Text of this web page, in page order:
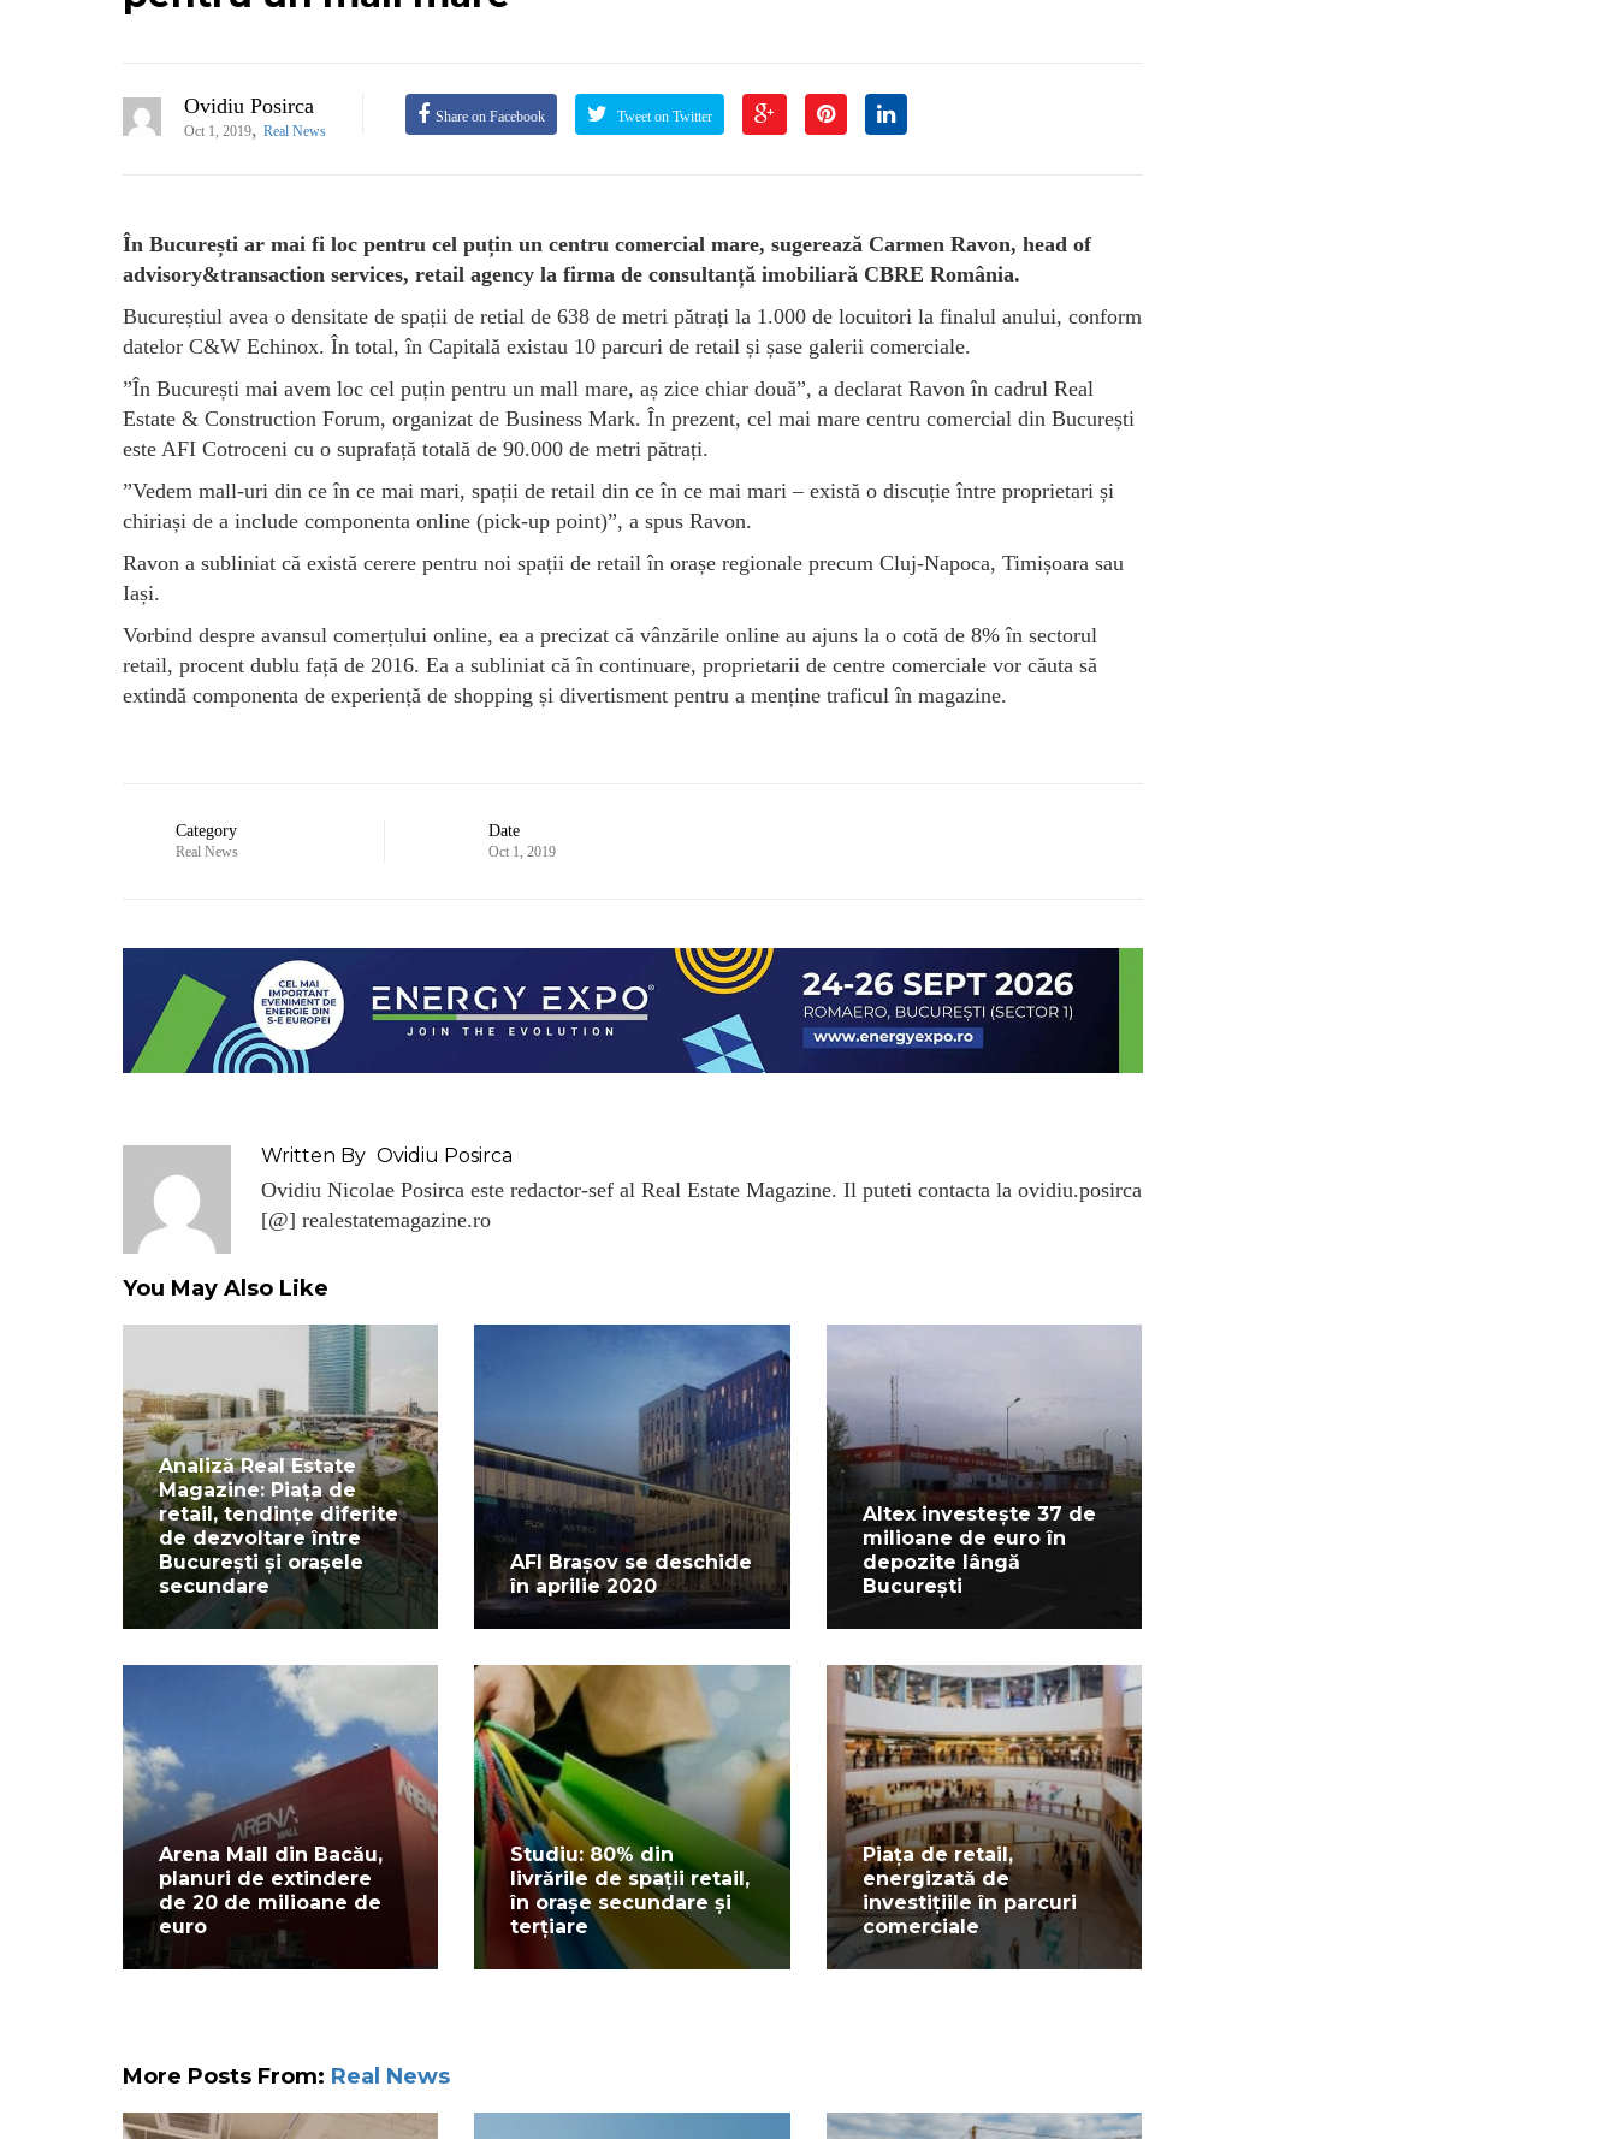
Ovidiu Posirca
Oct 1, 2019, Real News
Share on Facebook Tweet on Twitter
În București ar mai fi loc pentru cel puțin un centru comercial mare, sugerează Carmen Ravon, head of
advisory&transaction services, retail agency la firma de consultanță imobiliară CBRE România.
Bucureștiul avea o densitate de spații de retial de 638 de metri pătrați la 1.000 de locuitori la finalul anului, conform
datelor C&W Echinox. În total, în Capitală existau 10 parcuri de retail și șase galerii comerciale.
”În București mai avem loc cel puțin pentru un mall mare, aș zice chiar două”, a declarat Ravon în cadrul Real
Estate & Construction Forum, organizat de Business Mark. În prezent, cel mai mare centru comercial din București
este AFI Cotroceni cu o suprafață totală de 90.000 de metri pătrați.
”Vedem mall-uri din ce în ce mai mari, spații de retail din ce în ce mai mari – există o discuție între proprietari și
chiriași de a include componenta online (pick-up point)”, a spus Ravon.
Ravon a subliniat că există cerere pentru noi spații de retail în orașe regionale precum Cluj-Napoca, Timișoara sau
Iași.
Vorbind despre avansul comerțului online, ea a precizat că vânzările online au ajuns la o cotă de 8% în sectorul
retail, procent dublu față de 2016. Ea a subliniat că în continuare, proprietarii de centre comerciale vor căuta să
extindă componenta de experiență de shopping și divertisment pentru a menține traficul în magazine.
Category
Real News
Date
Oct 1, 2019
Written By Ovidiu Posirca
Ovidiu Nicolae Posirca este redactor-sef al Real Estate Magazine. Il puteti contacta la ovidiu.posirca
[@] realestatemagazine.ro
You May Also Like
Analiză Real Estate
Magazine: Piața de
retail, tendințe diferite
de dezvoltare între
București și orașele
secundare
AFI Brașov se deschide
în aprilie 2020
Altex investește 37 de
milioane de euro în
depozite lângă
București
Arena Mall din Bacău,
planuri de extindere
de 20 de milioane de
euro
Studiu: 80% din
livrările de spații retail,
în orașe secundare și
terțiare
Piața de retail,
energizată de
investițiile în parcuri
comerciale
More Posts From: Real News